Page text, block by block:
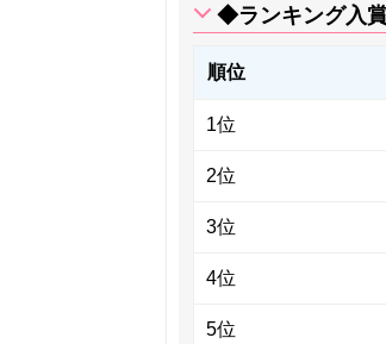
◆ランキング入
順位
1位
2位
3位
4位
5位